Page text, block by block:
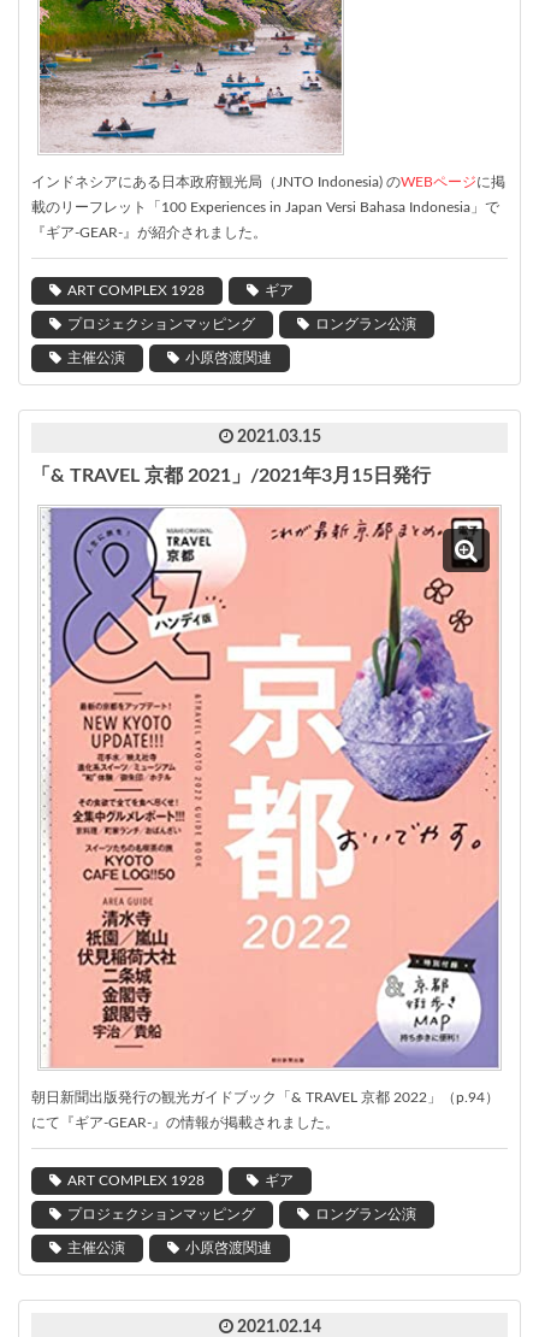
インドネシアにある日本政府観光局（JNTO Indonesia) のWEBページに掲
載のリーフレット「100 Experiences in Japan Versi Bahasa Indonesia」で
『ギア-GEAR-』が紹介されました。
ART COMPLEX 1928 ギア
プロジェクションマッピング ロングラン公演
主催公演 小原啓渡関連
2021.03.15
「& TRAVEL 京都 2021」/2021年3月15日発行
朝日新聞出版発行の観光ガイドブック「& TRAVEL 京都 2022」（p.94）
にて『ギア-GEAR-』の情報が掲載されました。
ART COMPLEX 1928 ギア
プロジェクションマッピング ロングラン公演
主催公演 小原啓渡関連
2021.02.14